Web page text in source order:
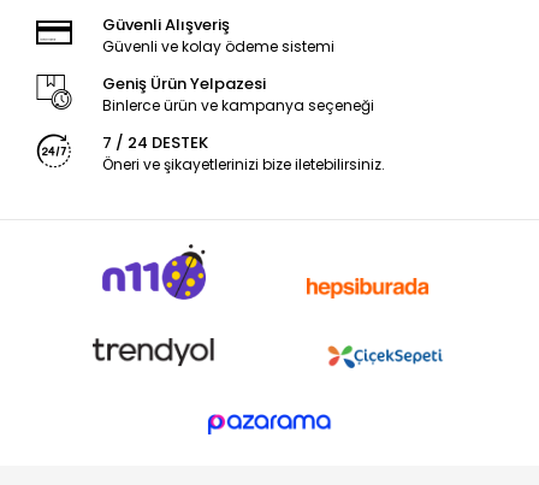
Güvenli Alışveriş
Güvenli ve kolay ödeme sistemi
Geniş Ürün Yelpazesi
Binlerce ürün ve kampanya seçeneği
7 / 24 DESTEK
Öneri ve şikayetlerinizi bize iletebilirsiniz.